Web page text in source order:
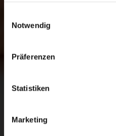
Notwendig
Präferenzen
Statistiken
Marketing